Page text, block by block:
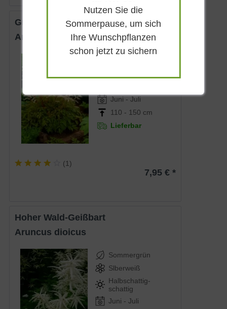
Großer Geißbart
Aruncus horatio
Juni - Juli
110 - 150 cm
Lieferbar
(1)
7,95 € *
Hoher Wald-Geißbart
Aruncus dioicus
Sommergrün
Slberweiß
Halbschattig-
schattig
Juni - Juli
Nutzen Sie die
Sommerpause, um sich
Ihre Wunschpflanzen
schon jetzt zu sichern